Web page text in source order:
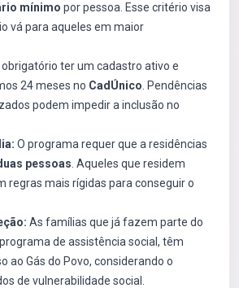
mínimo por pessoa. Esse critério visa
vá para aqueles em maior
obrigatório ter um cadastro ativo e
24 meses no CadÚnico . Pendências
podem impedir a inclusão no
O programa requer que a residências
pessoas . Aqueles que residem
regras mais rígidas para conseguir o
As famílias que já fazem parte do
de assistência social, têm
ao Gás do Povo, considerando o
de vulnerabilidade social.